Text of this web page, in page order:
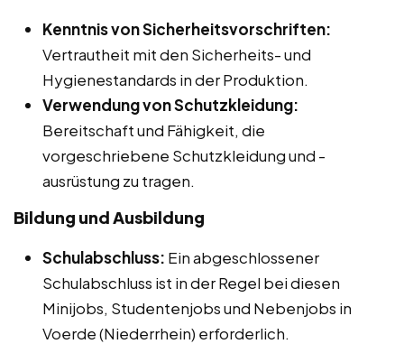
Kenntnis von Sicherheitsvorschriften:
Vertrautheit mit den Sicherheits- und
Hygienestandards in der Produktion.
Verwendung von Schutzkleidung:
Bereitschaft und Fähigkeit, die
vorgeschriebene Schutzkleidung und -
ausrüstung zu tragen.
Bildung und Ausbildung
Schulabschluss: Ein abgeschlossener
Schulabschluss ist in der Regel bei diesen
Minijobs, Studentenjobs und Nebenjobs in
Voerde (Niederrhein) erforderlich.